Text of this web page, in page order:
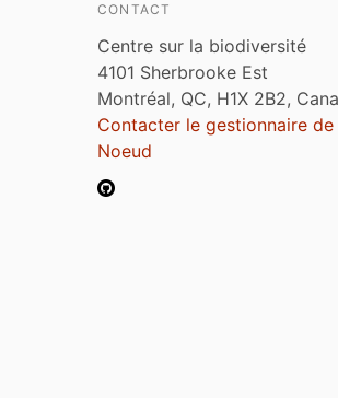
CONTACT
Centre sur la biodiversité
4101 Sherbrooke Est
Montréal, QC, H1X 2B2,
Contacter le gestionnaire de
Noeud